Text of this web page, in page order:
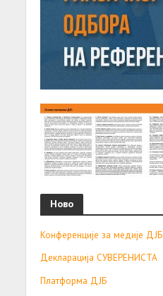
Ново
Конференције за медије ДЈБ
Декларација СУВЕРЕНИСТА
Платформа ДЈБ